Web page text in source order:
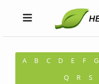
A B C D E F G
Q
R S